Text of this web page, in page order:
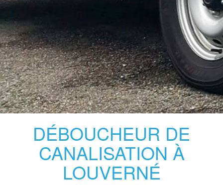
DÉBOUCHEUR DE
CANALISATION À
LOUVERNÉ